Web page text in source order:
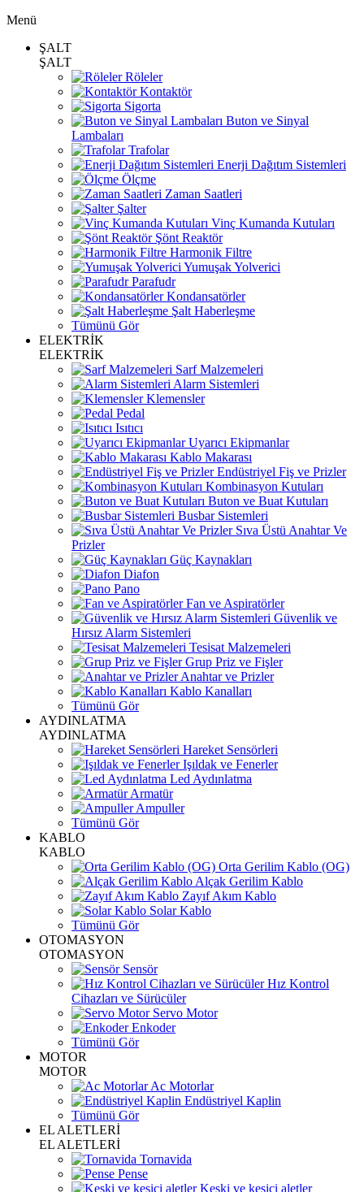
Menü
ŞALT
ŞALT
Röleler
Kontaktör
Sigorta
Buton ve Sinyal
Lambaları
Trafolar
Enerji Dağıtım Sistemleri
Ölçme
Zaman Saatleri
Şalter
Vinç Kumanda Kutuları
Şönt Reaktör
Harmonik Filtre
Yumuşak Yolverici
Parafudr
Kondansatörler
Şalt Haberleşme
Tümünü Gör
ELEKTRİK
ELEKTRİK
Sarf Malzemeleri
Alarm Sistemleri
Klemensler
Pedal
Isıtıcı
Uyarıcı Ekipmanlar
Kablo Makarası
Endüstriyel Fiş ve Prizler
Kombinasyon Kutuları
Buton ve Buat Kutuları
Busbar Sistemleri
Sıva Üstü Anahtar Ve
Prizler
Güç Kaynakları
Diafon
Pano
Fan ve Aspiratörler
Güvenlik ve
Hırsız Alarm Sistemleri
Tesisat Malzemeleri
Grup Priz ve Fişler
Anahtar ve Prizler
Kablo Kanalları
Tümünü Gör
AYDINLATMA
AYDINLATMA
Hareket Sensörleri
Işıldak ve Fenerler
Led Aydınlatma
Armatür
Ampuller
Tümünü Gör
KABLO
KABLO
Orta Gerilim Kablo (OG)
Alçak Gerilim Kablo
Zayıf Akım Kablo
Solar Kablo
Tümünü Gör
OTOMASYON
OTOMASYON
Sensör
Hız Kontrol
Cihazları ve Sürücüler
Servo Motor
Enkoder
Tümünü Gör
MOTOR
MOTOR
Ac Motorlar
Endüstriyel Kaplin
Tümünü Gör
EL ALETLERİ
EL ALETLERİ
Tornavida
Pense
Keski ve kesici aletler